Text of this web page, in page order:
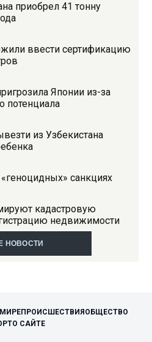
приобрел 41 тонну
ввести сертификацию
Японии из-за
потенциала
из Узбекистана
санкциях
кадастровую
недвижимости
НОВОСТИ
ПРОИСШЕСТВИЯ ОБЩЕСТВО
О САЙТЕ